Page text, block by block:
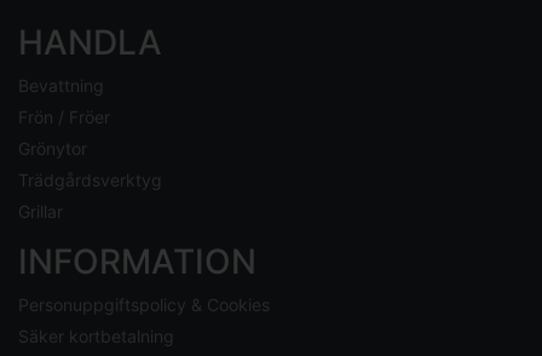
HANDLA
Bevattning
Frön / Fröer
Grönytor
Trädgårdsverktyg
Grillar
INFORMATION
Personuppgiftspolicy & Cookies
Säker kortbetalning